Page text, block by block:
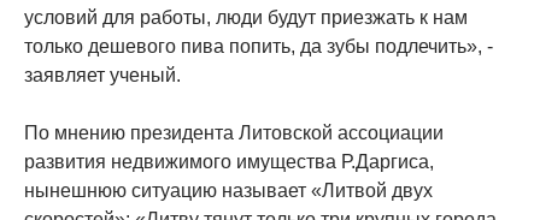
условий для работы, люди будут приезжать к нам
только дешевого пива попить, да зубы подлечить», -
заявляет ученый.
По мнению президента Литовской ассоциации
развития недвижимого имущества Р.Даргиса,
нынешнюю ситуацию называет «Литвой двух